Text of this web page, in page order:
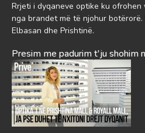
Rrjeti i dyqaneve optike ku
nga brandet më të njohur botërorë.
Elbasan dhe Prishtinë.
Presim me padurim t'ju shohim